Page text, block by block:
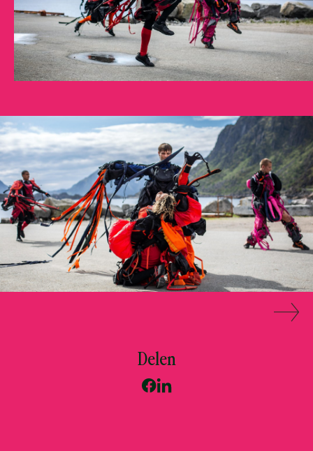
Delen